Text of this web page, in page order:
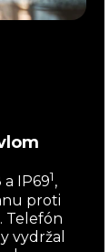
IP691,
proti
Telefón
vydržal